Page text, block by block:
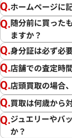
ホームページに
随分前に買った
ますか？
身分証は必ず必
店舗での査定時
店頭買取の場合
買取は何歳から
ジュエリーやバ
か？